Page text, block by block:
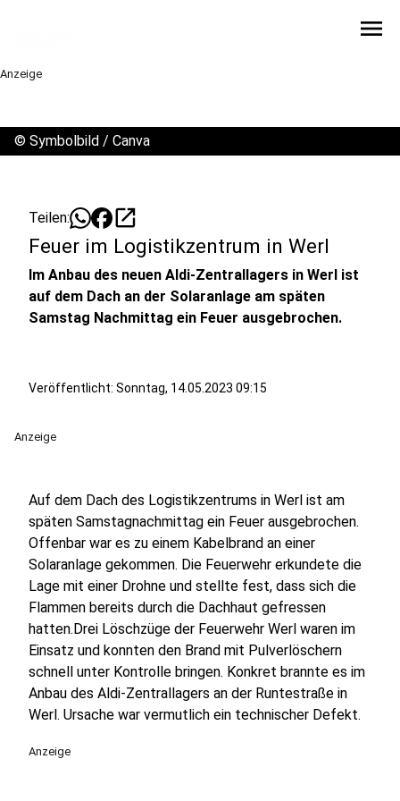
menu
Anzeige
© Symbolbild / Canva
Teilen: open_in_new
Feuer im Logistikzentrum in Werl
Im Anbau des neuen Aldi-Zentrallagers in Werl ist
auf dem Dach an der Solaranlage am späten
Samstag Nachmittag ein Feuer ausgebrochen.
Veröffentlicht: Sonntag, 14.05.2023 09:15
Anzeige
Auf dem Dach des Logistikzentrums in Werl ist am
späten Samstagnachmittag ein Feuer ausgebrochen.
Offenbar war es zu einem Kabelbrand an einer
Solaranlage gekommen. Die Feuerwehr erkundete die
Lage mit einer Drohne und stellte fest, dass sich die
Flammen bereits durch die Dachhaut gefressen
hatten.Drei Löschzüge der Feuerwehr Werl waren im
Einsatz und konnten den Brand mit Pulverlöschern
schnell unter Kontrolle bringen. Konkret brannte es im
Anbau des Aldi-Zentrallagers an der Runtestraße in
Werl. Ursache war vermutlich ein technischer Defekt.
Anzeige